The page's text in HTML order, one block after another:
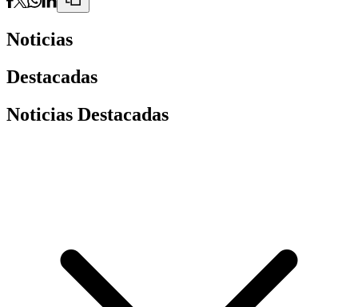
Noticias
Destacadas
Noticias Destacadas